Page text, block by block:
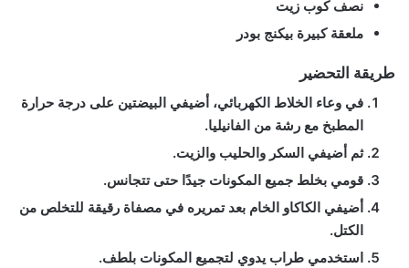
نصف كوب زيت
ملعقة كبيرة بيكنج بودر
طريقة التحضير
في وعاء الخلاط الكهربائي، أضيفي البيضتين على درجة حرارة
المطبخ مع رشة من الفانيليا.
ثم أضيفي السكر والحليب والزيت.
قومي بخلط جميع المكونات جيدًا حتى تتجانس.
أضيفي الكاكاو الخام بعد تمريره في مصفاة رقيقة للتخلص من
الكتل.
استخدمي طراب يدوي لتجميع المكونات بلطف.